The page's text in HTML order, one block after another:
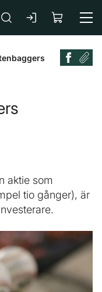
aktie som
tio gånger), är